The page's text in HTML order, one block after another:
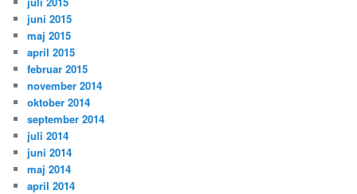
juni 2015
maj 2015
april 2015
februar 2015
november 2014
oktober 2014
september 2014
juli 2014
juni 2014
maj 2014
april 2014